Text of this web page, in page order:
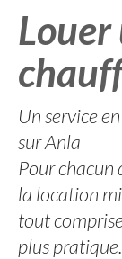
Louer
Un service
sur Anla
Pour
la location
tout
plus